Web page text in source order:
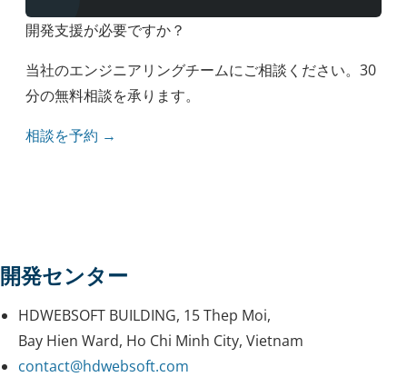
開発支援が必要ですか？
当社のエンジニアリングチームにご相談ください。30
分の無料相談を承ります。
相談を予約 →
開発センター
HDWEBSOFT BUILDING, 15 Thep Moi,
Bay Hien Ward, Ho Chi Minh City, Vietnam
contact@hdwebsoft.com